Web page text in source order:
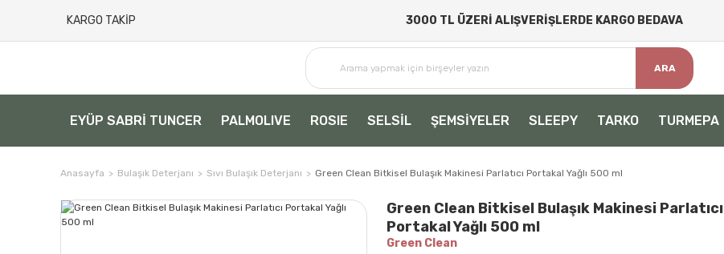
KARGO TAKİP 3000 TL ÜZERİ ALIŞVERİŞLERDE KARGO BEDAVA
ARA
EYÜP SABRİ TUNCER PALMOLIVE ROSIE SELSİL ŞEMSİYELER SLEEPY TARKO TURMEPA
Anasayfa Bulaşık Deterjanı Sıvı Bulaşık Deterjanı Green Clean Bitkisel Bulaşık Makinesi Parlatıcı Portakal Yağlı 500 ml
Green Clean Bitkisel Bulaşık Makinesi Parlatıcı
Portakal Yağlı 500 ml
Green Clean